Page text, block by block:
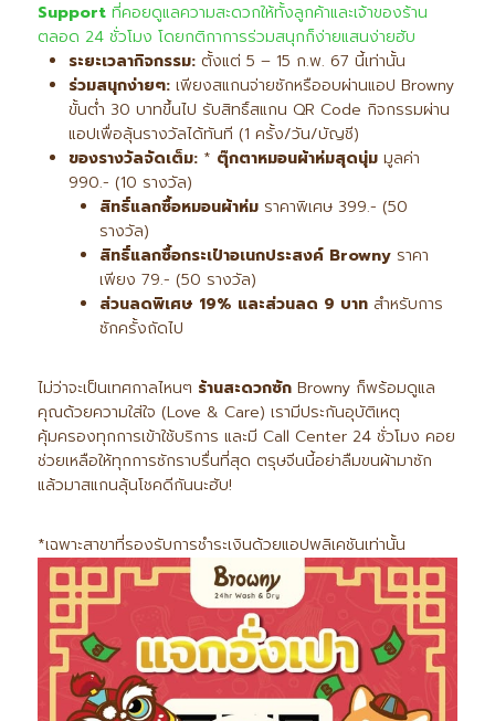
Support ที่คอยดูแลความสะดวกให้ทั้งลูกค้าและเจ้าของร้าน
ตลอด 24 ชั่วโมง โดยกติกาการร่วมสนุกก็ง่ายแสนง่ายฮับ
ระยะเวลากิจกรรม: ตั้งแต่ 5 – 15 ก.พ. 67 นี้เท่านั้น
ร่วมสนุกง่ายๆ: เพียงสแกนจ่ายซักหรืออบผ่านแอป Browny
ขั้นต่ำ 30 บาทขึ้นไป รับสิทธิ์สแกน QR Code กิจกรรมผ่าน
แอปเพื่อลุ้นรางวัลได้ทันที (1 ครั้ง/วัน/บัญชี)
ของรางวัลจัดเต็ม: * ตุ๊กตาหมอนผ้าห่มสุดนุ่ม มูลค่า
990.- (10 รางวัล)
สิทธิ์แลกซื้อหมอนผ้าห่ม ราคาพิเศษ 399.- (50
รางวัล)
สิทธิ์แลกซื้อกระเป๋าอเนกประสงค์ Browny ราคา
เพียง 79.- (50 รางวัล)
ส่วนลดพิเศษ 19% และส่วนลด 9 บาท สำหรับการ
ซักครั้งถัดไป
ไม่ว่าจะเป็นเทศกาลไหนๆ ร้านสะดวกซัก Browny ก็พร้อมดูแล
คุณด้วยความใส่ใจ (Love & Care) เรามีประกันอุบัติเหตุ
คุ้มครองทุกการเข้าใช้บริการ และมี Call Center 24 ชั่วโมง คอย
ช่วยเหลือให้ทุกการซักราบรื่นที่สุด ตรุษจีนนี้อย่าลืมขนผ้ามาซัก
แล้วมาสแกนลุ้นโชคดีกันนะฮับ!
*เฉพาะสาขาที่รองรับการชำระเงินด้วยแอปพลิเคชันเท่านั้น